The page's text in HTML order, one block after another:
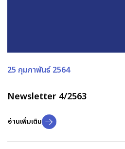
25 กุมภาพันธ์ 2564
Newsletter 4/2563
อ่านเพิ่มเติม